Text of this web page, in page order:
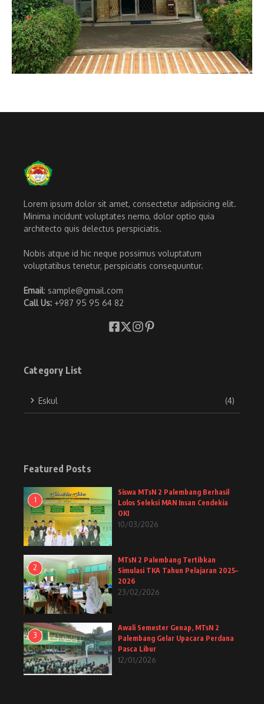
Lorem ipsum dolor sit amet, consectetur adipisicing elit.
Minima incidunt voluptates nemo, dolor optio quia
architecto quis delectus perspiciatis.
Nobis atque id hic neque possimus voluptatum
voluptatibus tenetur, perspiciatis consequuntur.
Email: sample@gmail.com
Call Us: +987 95 95 64 82
Category List
Eskul (4)
Featured Posts
1
Siswa MTsN 2 Palembang Berhasil
Lolos Seleksi MAN Insan Cendekia
OKI
10/03/2026
2
MTsN 2 Palembang Tertibkan
Simulasi TKA Tahun Pelajaran 2025–
2026
23/02/2026
3
Awali Semester Genap, MTsN 2
Palembang Gelar Upacara Perdana
Pasca Libur
12/01/2026